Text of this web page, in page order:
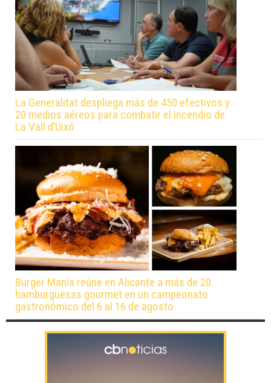
La Generalitat despliega más de 450 efectivos y
20 medios aéreos para combatir el incendio de
La Vall d’Uixó
Burger Manía reúne en Alicante a más de 20
hamburguesas gourmet en un campeonato
gastronómico del 6 al 16 de agosto